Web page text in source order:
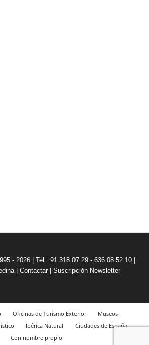
- 2026 | Tel.: 91 318 07 29 - 636 08 52 10 |
| Contactar Suscripción Newsletter
Oficinas de Turismo Exterior
Museos
Ibérica Natural
Ciudades de España
Con nombre propio